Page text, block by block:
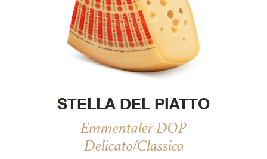
STELLA DEL PIATTO
Emmentaler DOP
Delicato/Classico